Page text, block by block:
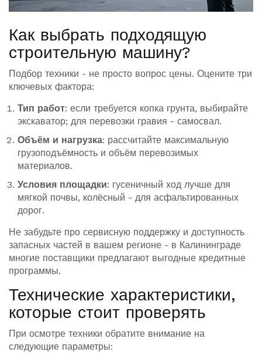
Как выбрать подходящую
строительную машину?
Подбор техники - не просто вопрос цены. Оцените три
ключевых фактора:
Тип работ: если требуется копка грунта, выбирайте
экскаватор; для перевозки гравия - самосвал.
Объём и нагрузка: рассчитайте максимальную
грузоподъёмность и объём перевозимых
материалов.
Условия площадки: гусеничный ход лучше для
мягкой почвы, колёсный - для асфальтированных
дорог.
Не забудьте про сервисную поддержку и доступность
запасных частей в вашем регионе - в Калининграде
многие поставщики предлагают выгодные кредитные
программы.
Технические характеристики,
которые стоит проверять
При осмотре техники обратите внимание на
следующие параметры: